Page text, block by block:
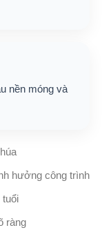
nền móng và
hưởng công trình
ràng